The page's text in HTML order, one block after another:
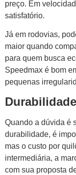
preço. Em
satisfatório.
Já em rodovias,
maior quando
para quem busca
Speedmax é bom
pequenas
Quando a dúvida é
durabilidade, é
mas o custo por
intermediária, a
com sua proposta